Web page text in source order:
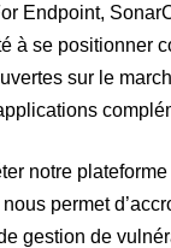
Endpoint,
se positionner
sur le
notre
permet
gestion de